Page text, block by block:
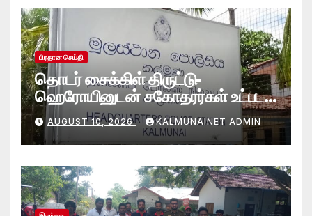
பிரதான செய்தி
தொடர் சைக்கிள் திருட்டு-
ஹெரோயினுடன் சகோதரர்கள் உட்பட
நால்வர் கல்முனை பொலிஸாரால்
கைது
AUGUST 10, 2026 KALMUNAINET ADMIN